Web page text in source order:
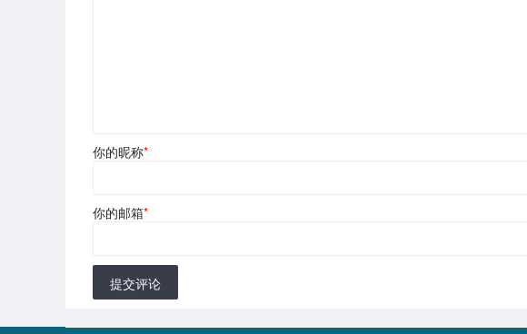
你的昵称*
你的邮箱*
提交评论